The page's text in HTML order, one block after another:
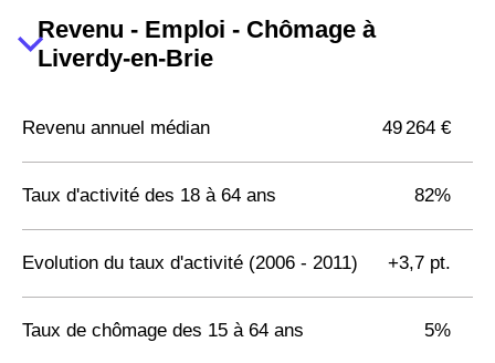
Revenu - Emploi - Chômage à
Liverdy-en-Brie
Revenu annuel médian 49 264 €
Taux d'activité des 18 à 64 ans 82%
Evolution du taux d'activité (2006 - 2011) +3,7 pt.
Taux de chômage des 15 à 64 ans 5%